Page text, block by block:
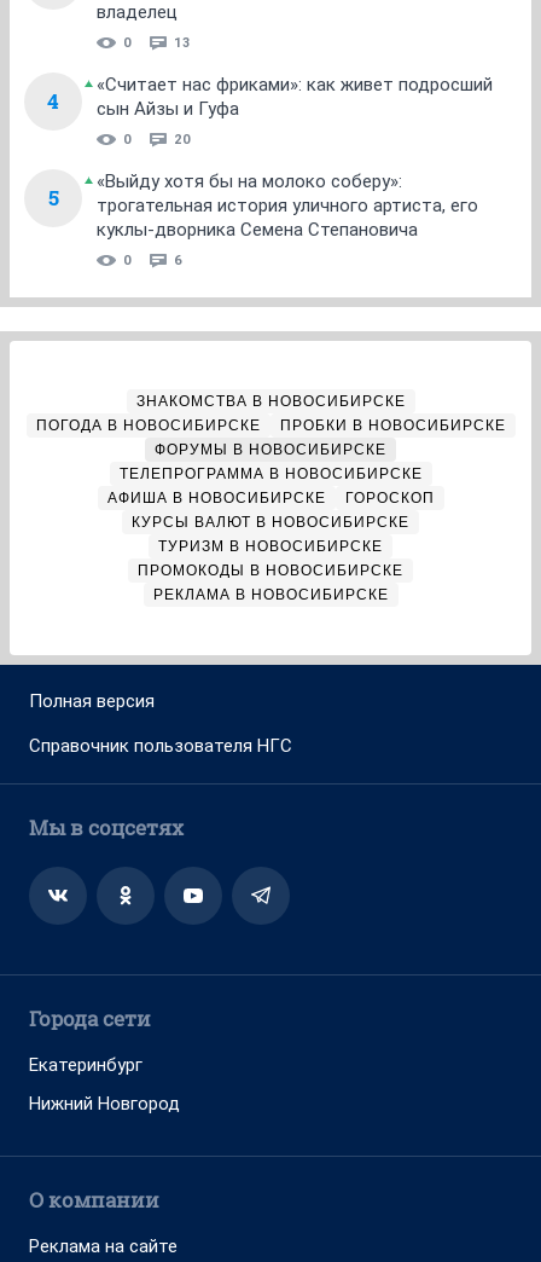
владелец
0 13
4
«Считает нас фриками»: как живет подросший
сын Айзы и Гуфа
0 20
5
«Выйду хотя бы на молоко соберу»:
трогательная история уличного артиста, его
куклы-дворника Семена Степановича
0 6
ЗНАКОМСТВА В НОВОСИБИРСКЕ
ПОГОДА В НОВОСИБИРСКЕ
ПРОБКИ В НОВОСИБИРСКЕ
ФОРУМЫ В НОВОСИБИРСКЕ
ТЕЛЕПРОГРАММА В НОВОСИБИРСКЕ
АФИША В НОВОСИБИРСКЕ
ГОРОСКОП
КУРСЫ ВАЛЮТ В НОВОСИБИРСКЕ
ТУРИЗМ В НОВОСИБИРСКЕ
ПРОМОКОДЫ В НОВОСИБИРСКЕ
РЕКЛАМА В НОВОСИБИРСКЕ
Полная версия
Справочник пользователя НГС
Мы в соцсетях
Города сети
Екатеринбург
Нижний Новгород
О компании
Реклама на сайте